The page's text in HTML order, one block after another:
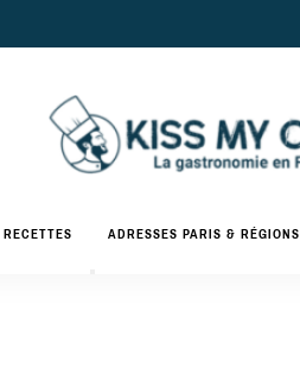
Kiss
gastronomiques
et
RECETTES ADRESSES PARIS & RÉGIONS